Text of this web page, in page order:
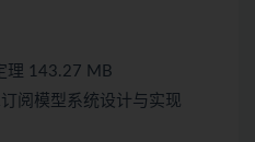
理 143.27 MB
阅模型系统设计与实现